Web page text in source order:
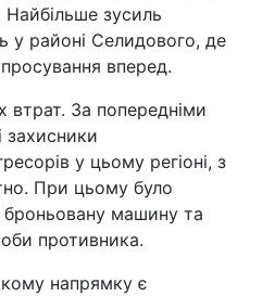
зусиль
у районі Селидового, де
вперед.
втрат. За попередніми
захисники
у цьому регіоні, з
При цьому було
машину та
противника.
напрямку є